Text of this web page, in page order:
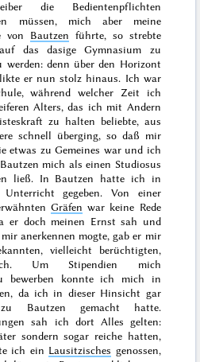
die Bedientenpflichten
müssen, mich aber meine
von Bautzen führte, so strebte
das dasige Gymnasium zu
werden: denn über den Horizont
er nun stolz hinaus. Ich war
während welcher Zeit ich
Alters, das ich mit Andern
zu halten beliebte, aus
schnell überging, so daß mir
etwas zu Gemeines war und ich
mich als einen Studiosus
ließ. In Bautzen hatte ich in
Unterricht gegeben. Von einer
Gräfen war keine Rede
er doch meinen Ernst sah und
anerkennen mogte, gab er mir
vielleicht berüchtigten,
Um Stipendien mich
bewerben konnte ich mich in
da ich in dieser Hinsicht gar
Bautzen gemacht hatte.
sah ich dort Alles gelten:
sondern sogar reiche hatten,
ich ein Lausitzisches genossen,